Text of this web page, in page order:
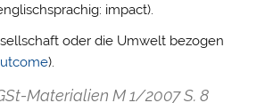
impact).
oder die Umwelt bezogen
).
Materialien M 1/2007 S. 8